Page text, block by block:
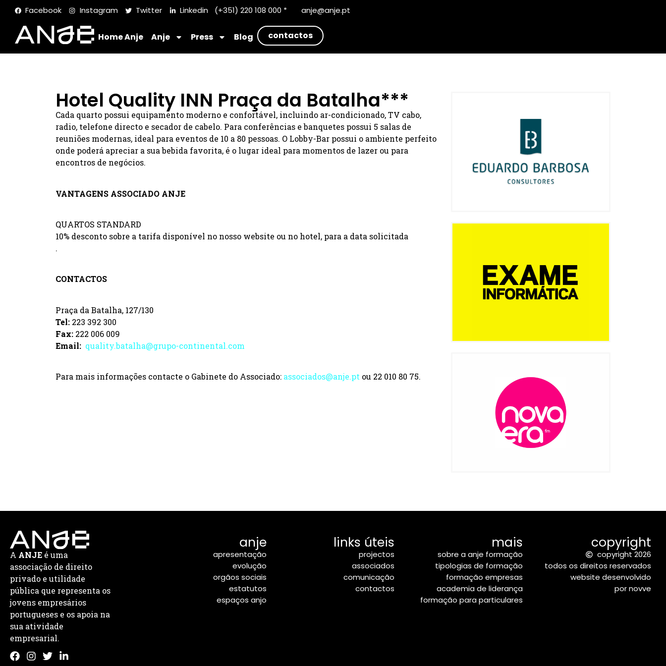
Facebook Instagram Twitter Linkedin (+351) 220 108 000 * anje@anje.pt
Home Anje Anje Press Blog contactos
Hotel Quality INN Praça da Batalha***
Cada quarto possui equipamento moderno e confortável, incluindo ar-condicionado, TV cabo,
radio, telefone directo e secador de cabelo. Para conferências e banquetes possui 5 salas de
reuniões modernas, ideal para eventos de 10 a 80 pessoas. O Lobby-Bar possui o ambiente perfeito
onde poderá apreciar a sua bebida favorita, é o lugar ideal para momentos de lazer ou para
encontros de negócios.
VANTAGENS ASSOCIADO ANJE
QUARTOS STANDARD
10% desconto sobre a tarifa disponível no nosso website ou no hotel, para a data solicitada
.
CONTACTOS
Praça da Batalha, 127/130
Tel: 223 392 300
Fax: 222 006 009
Email: quality.batalha@grupo-continental.com
Para mais informações contacte o Gabinete do Associado: associados@anje.pt ou 22 010 80 75.
A ANJE é uma
associação de direito
privado e utilidade
pública que representa os
jovens empresários
portugueses e os apoia na
sua atividade
empresarial.
anje
apresentação
evolução
orgãos sociais
estatutos
espaços anjo
links úteis
projectos
associados
comunicação
contactos
mais
sobre a anje formação
tipologias de formação
formação empresas
academia de liderança
formação para particulares
copyright
copyright 2026
todos os direitos reservados
website desenvolvido
por novve